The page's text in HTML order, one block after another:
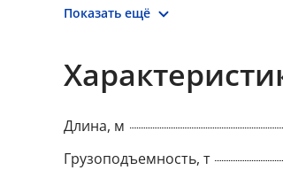
Показать ещё
Длина, м
Грузоподъемность, т